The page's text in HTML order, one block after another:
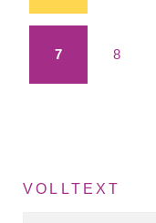
7 8
VOLLTEXT